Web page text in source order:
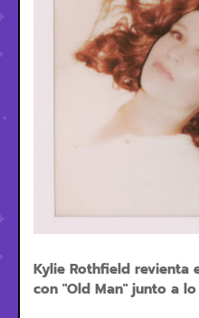
Kylie Rothfield revienta
con "Old Man" junto a